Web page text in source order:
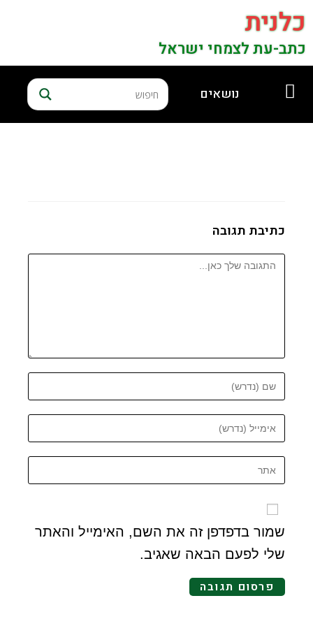
כלנית
כתב-עת לצמחי ישראל
נושאים
כתיבת תגובה
שמור בדפדפן זה את השם, האימייל והאתר
שלי לפעם הבאה שאגיב.